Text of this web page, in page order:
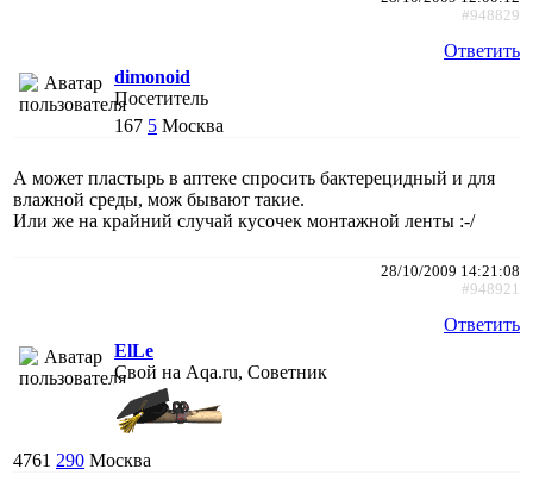
#948829
Ответить
dimonoid
Посетитель
167 5 Москва
А может пластырь в аптеке спросить бактерецидный и для
влажной среды, мож бывают такие.
Или же на крайний случай кусочек монтажной ленты :-/
28/10/2009 14:21:08
#948921
Ответить
ElLe
Свой на Aqa.ru, Советник
4761 290 Москва